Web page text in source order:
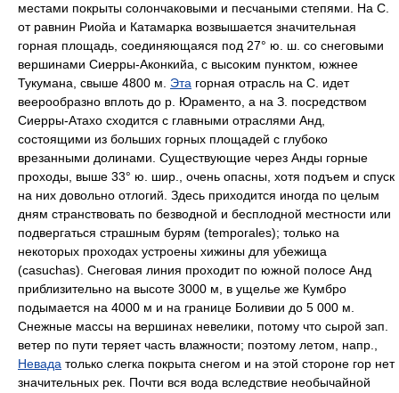
местами покрыты солончаковыми и песчаными степями. На С.
от равнин Риойа и Катамарка возвышается значительная
горная площадь, соединяющаяся под 27° ю. ш. со снеговыми
вершинами Сиерры-Аконкийа, с высоким пунктом, южнее
Тукумана, свыше 4800 м. Эта горная отрасль на С. идет
веерообразно вплоть до р. Юраменто, а на З. посредством
Сиерры-Атахо сходится с главными отраслями Анд,
состоящими из больших горных площадей с глубоко
врезанными долинами. Существующие через Анды горные
проходы, выше 33° ю. шир., очень опасны, хотя подъем и спуск
на них довольно отлогий. Здесь приходится иногда по целым
дням странствовать по безводной и бесплодной местности или
подвергаться страшным бурям (temporales); только на
некоторых проходах устроены хижины для убежища
(casuchas). Снеговая линия проходит по южной полосе Анд
приблизительно на высоте 3000 м, в ущелье же Кумбро
подымается на 4000 м и на границе Боливии до 5 000 м.
Снежные массы на вершинах невелики, потому что сырой зап.
ветер по пути теряет часть влажности; поэтому летом, напр.,
Невада только слегка покрыта снегом и на этой стороне гор нет
значительных рек. Почти вся вода вследствие необычайной